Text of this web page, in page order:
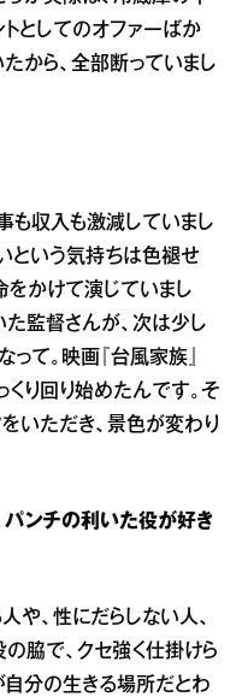
としてのオファーばか
から、全部断っていまし
も収入も激減していまし
という気持ちは色褪せ
をかけて演じていまし
た監督さんが、次は少し
て。映画『台風家族』
くり回り始めたんです。そ
いただき、景色が変わり
ンチの利いた役が好き
や、性にだらしない人、
脇で、クセ強く仕掛けら
自分の生きる場所だとわ